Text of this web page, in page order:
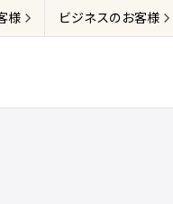
様 ビジネスのお客様